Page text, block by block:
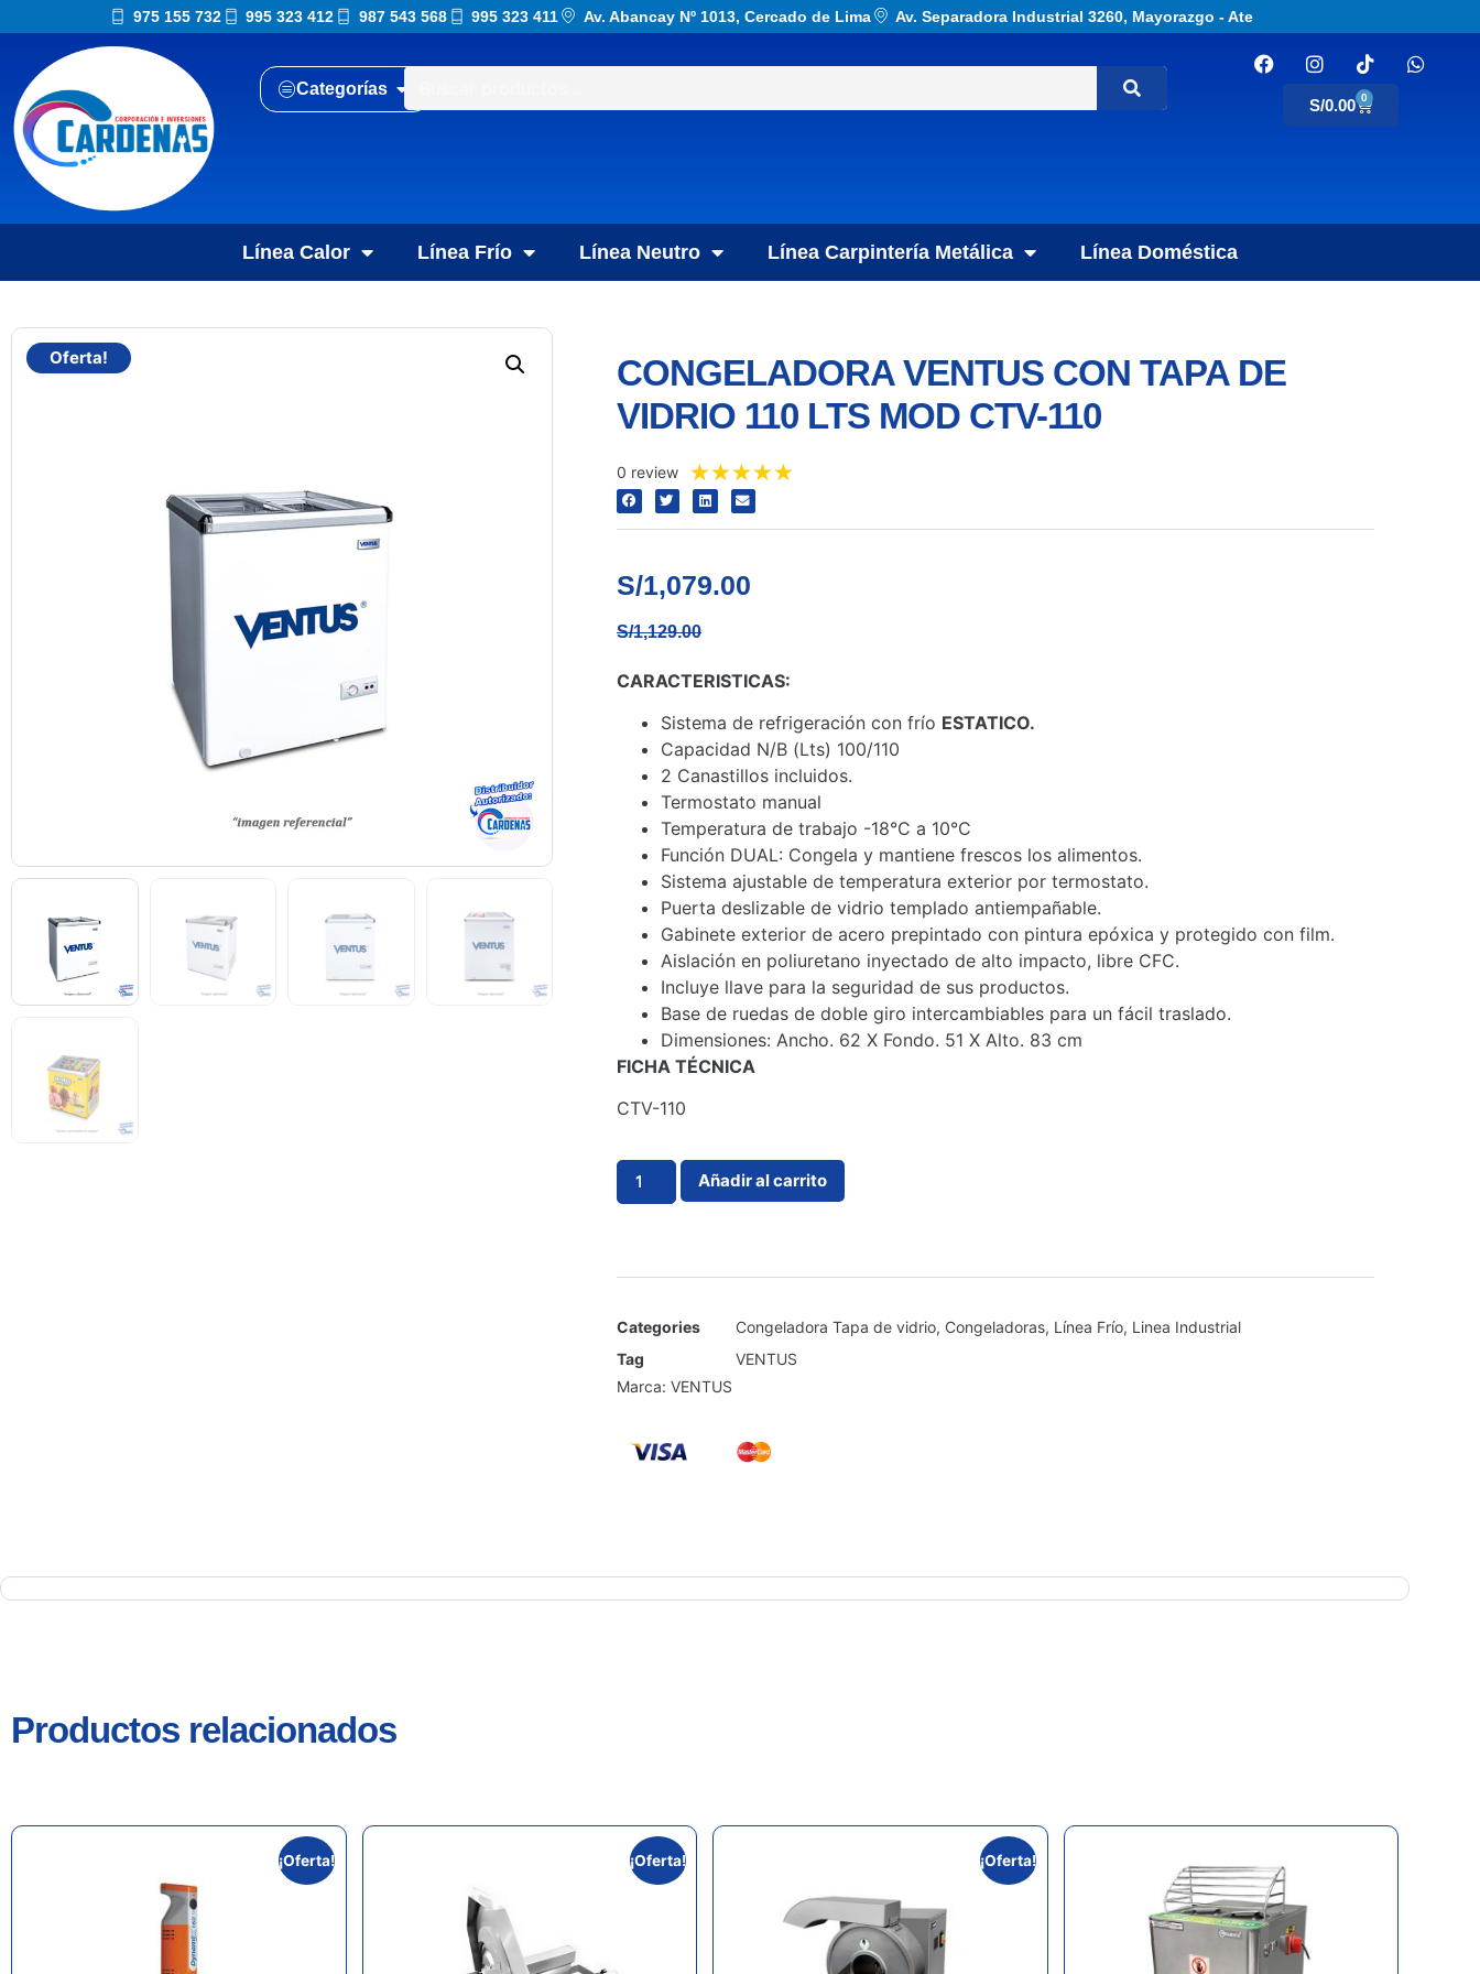
975 155 732 995 323 412 987 543 568 995 323 411 Av. Abancay Nº 1013, Cercado de Lima Av. Separadora Industrial 3260, Mayorazgo - Ate
Categorías
S/0.00 0
Línea Calor Línea Frío Línea Neutro Línea Carpintería Metálica Línea Doméstica
Oferta!
CONGELADORA VENTUS CON TAPA DE
VIDRIO 110 LTS MOD CTV-110
0 review ★★★★★
S/1,079.00
S/1,129.00
CARACTERISTICAS:
Sistema de refrigeración con frío ESTATICO.
Capacidad N/B (Lts) 100/110
2 Canastillos incluidos.
Termostato manual
Temperatura de trabajo -18°C a 10°C
Función DUAL: Congela y mantiene frescos los alimentos.
Sistema ajustable de temperatura exterior por termostato.
Puerta deslizable de vidrio templado antiempañable.
Gabinete exterior de acero prepintado con pintura epóxica y protegido con film.
Aislación en poliuretano inyectado de alto impacto, libre CFC.
Incluye llave para la seguridad de sus productos.
Base de ruedas de doble giro intercambiables para un fácil traslado.
Dimensiones: Ancho. 62 X Fondo. 51 X Alto. 83 cm
FICHA TÉCNICA
CTV-110
Añadir al carrito
Categories Congeladora Tapa de vidrio, Congeladoras, Línea Frío, Linea Industrial
Tag
VENTUS
Marca: VENTUS
Productos relacionados
¡Oferta! ¡Oferta! ¡Oferta!